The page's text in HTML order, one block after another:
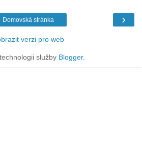
›
Domovská stránka
verzi pro web
služby Blogger.